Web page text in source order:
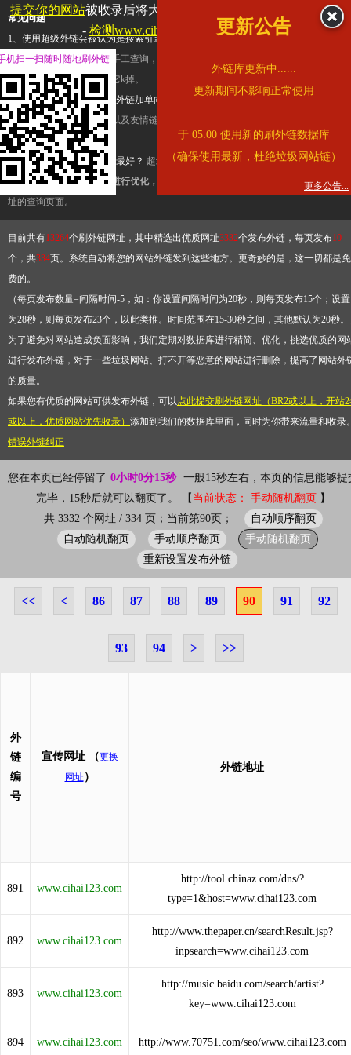
常见问题
1、使用超级外链会被认为是搜索引擎优化作弊吗？ 超级外链只是一个简便而集成
查询工具，模拟的是正常手工查询，不是作弊。如果是作弊，那您可以使用超级外
推广竞争对手的网址，让它k掉。
2、网站优化单纯依靠超级外链加单向链接可行吗？
链，需要结合普通的外链以及友情链接，您可以到站长论坛发布外链，到友情链接
台交换友情链接。
3、如何使用超级外链效果最好？ 超级外链不同于普通的外链，它是动态的链接，
有频繁使用超级外链工具进行优化，才能获得稳定的外链
，最终使搜索引擎收录带
址的查询页面。
目前共有13264个刷外链网址，其中精选出优质网址3332个发布外链，每页发布10
个，共334页。系统自动将您的网站外链发到这些地方。更奇妙的是，这一切都是免
费的。
（每页发布数量=间隔时间-5，如：你设置间隔时间为20秒，则每页发布15个；设置
为28秒，则每页发布23个，以此类推。时间范围在15-30秒之间，其他默认为20秒
为了避免对网站造成负面影响，我们定期对数据库进行精简、优化，挑选优质的网
进行发布外链，对于一些垃圾网站、打不开等恶意的网站进行删除，提高了网站外
的质量。
如果您有优质的网站可供发布外链，可以点此提交刷外链网址（BR2或以上，开站
或以上，优质网站优先收录） 添加到我们的数据库里面，同时为你带来流量和收录
错误外链纠正
您在本页已经停留了 0小时0分15秒 一般15秒左右，本页的信息能够提
完毕，15秒后就可以翻页了。 【 当前状态： 手动随机翻页 】
共 3332 个网址 / 334 页；当前第90页；
自动顺序翻页
自动随机翻页
手动顺序翻页
手动随机翻页
重新设置发布外链
<< < 86 87 88 89 90 91 92
93 94 > >>
外
链
编
号
宣传网址 （更换
网址 ）
外链地址
891 www.cihai123.com
http://tool.chinaz.com/dns/?
type=1&host=www.cihai123.com
892 www.cihai123.com
http://www.thepaper.cn/searchResult.jsp?
inpsearch=www.cihai123.com
893 www.cihai123.com
http://music.baidu.com/search/artist?
key=www.cihai123.com
894 www.cihai123.com http://www.70751.com/seo/www.cihai123.com
提交你的网站被收录后将大幅提升流量和外链，
查看展示页面
- 检测www.cihai123.com是否收录
更新公告
外链库更新中......
更新期间不影响正常使用
于 05:00 使用新的刷外链数据库
（确保使用最新，杜绝垃圾网站链）
更多公告...
机扫一扫随时随地刷外链